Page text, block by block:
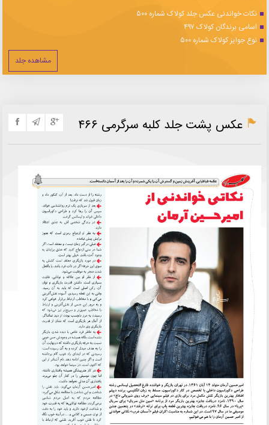
نکات خواندنی عکس جلد کولاک شماره ۵۰۰
اسامی برندگان کولاک ۴۹۷
نوع جوایز کولاک شماره ۵۰۰
مشاهده جلد
عکس پشت جلد کلبه سرگرمی ۴۶۶